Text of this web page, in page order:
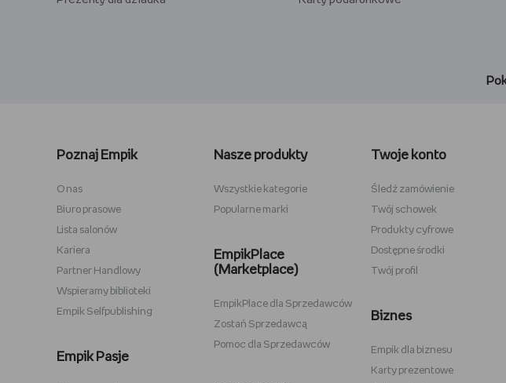
Karta podarunkowa Steam
Lampki do czytania
Antyramy
Tablety dla dzieci
Zestawy do szkicowania
Zabawki Psi Patrol
Poznaj Empik
O nas
Biuro prasowe
Lista salonów
Kariera
Partner Handlowy
Wspieramy biblioteki
Empik Selfpublishing
Empik Pasje
Nasze produkty
Wszystkie kategorie
Popularne marki
EmpikPlace
(Marketplace)
EmpikPlace dla Sprzedawców
Zostań Sprzedawcą
Pomoc dla Sprzedawców
Twoje konto
Śledź zamówienie
Twój schowek
Produkty cyfrowe
Dostępne środki
Twój profil
Biznes
Empik dla biznesu
Karty prezentowe